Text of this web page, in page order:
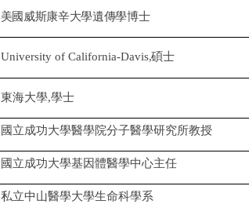
美國威斯康辛大學遺傳學博士
University of California-Davis,碩士
東海大學,學士
國立成功大學醫學院分子醫學研究所教授
國立成功大學基因體醫學中心主任
私立中山醫學大學生命科學系